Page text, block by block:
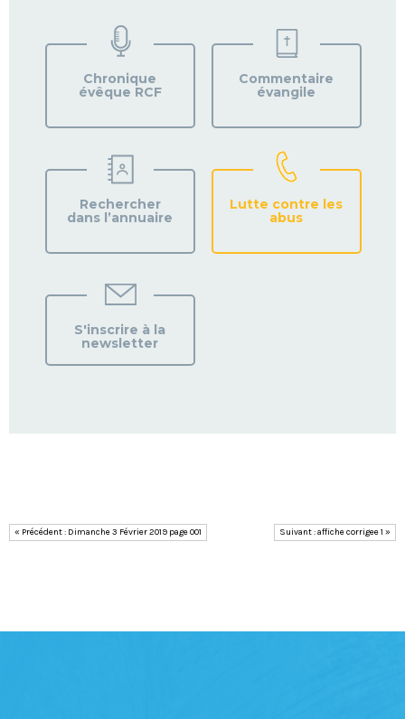
PAROISSE
Chronique
évêque RCF
Commentaire
évangile
Rechercher
dans l’annuaire
Lutte contre les
abus
S'inscrire à la
newsletter
« Précédent : Dimanche 3 Février 2019 page 001 Suivant : affiche corrigee 1 »